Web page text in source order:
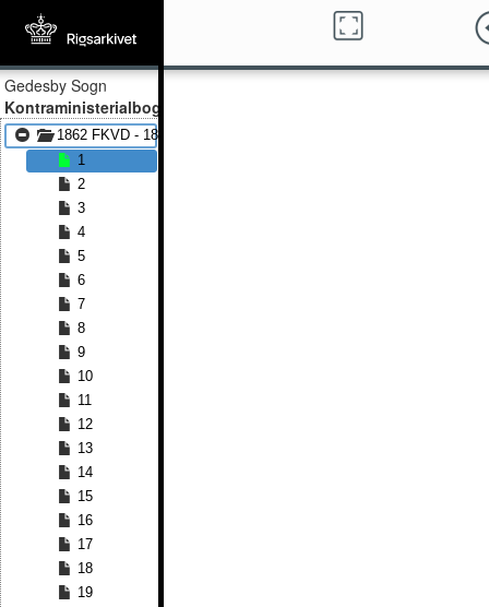
Gedesby Sogn
Kontraministerialbog
1862 FKVD - 1892 FKVD
1
2
3
4
5
6
7
8
9
10
11
12
13
14
15
16
17
18
19